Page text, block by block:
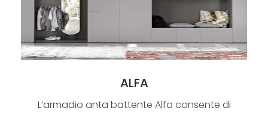
ALFA
L’armadio anta battente Alfa consente di